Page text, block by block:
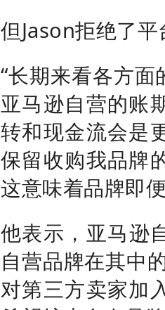
但Jason拒绝了
“长期来看各方
亚马逊自营的账
转和现金流会是
保留收购我品牌
这意味着品牌即
他表示，亚马逊
自营品牌在其中
对第三方卖家加